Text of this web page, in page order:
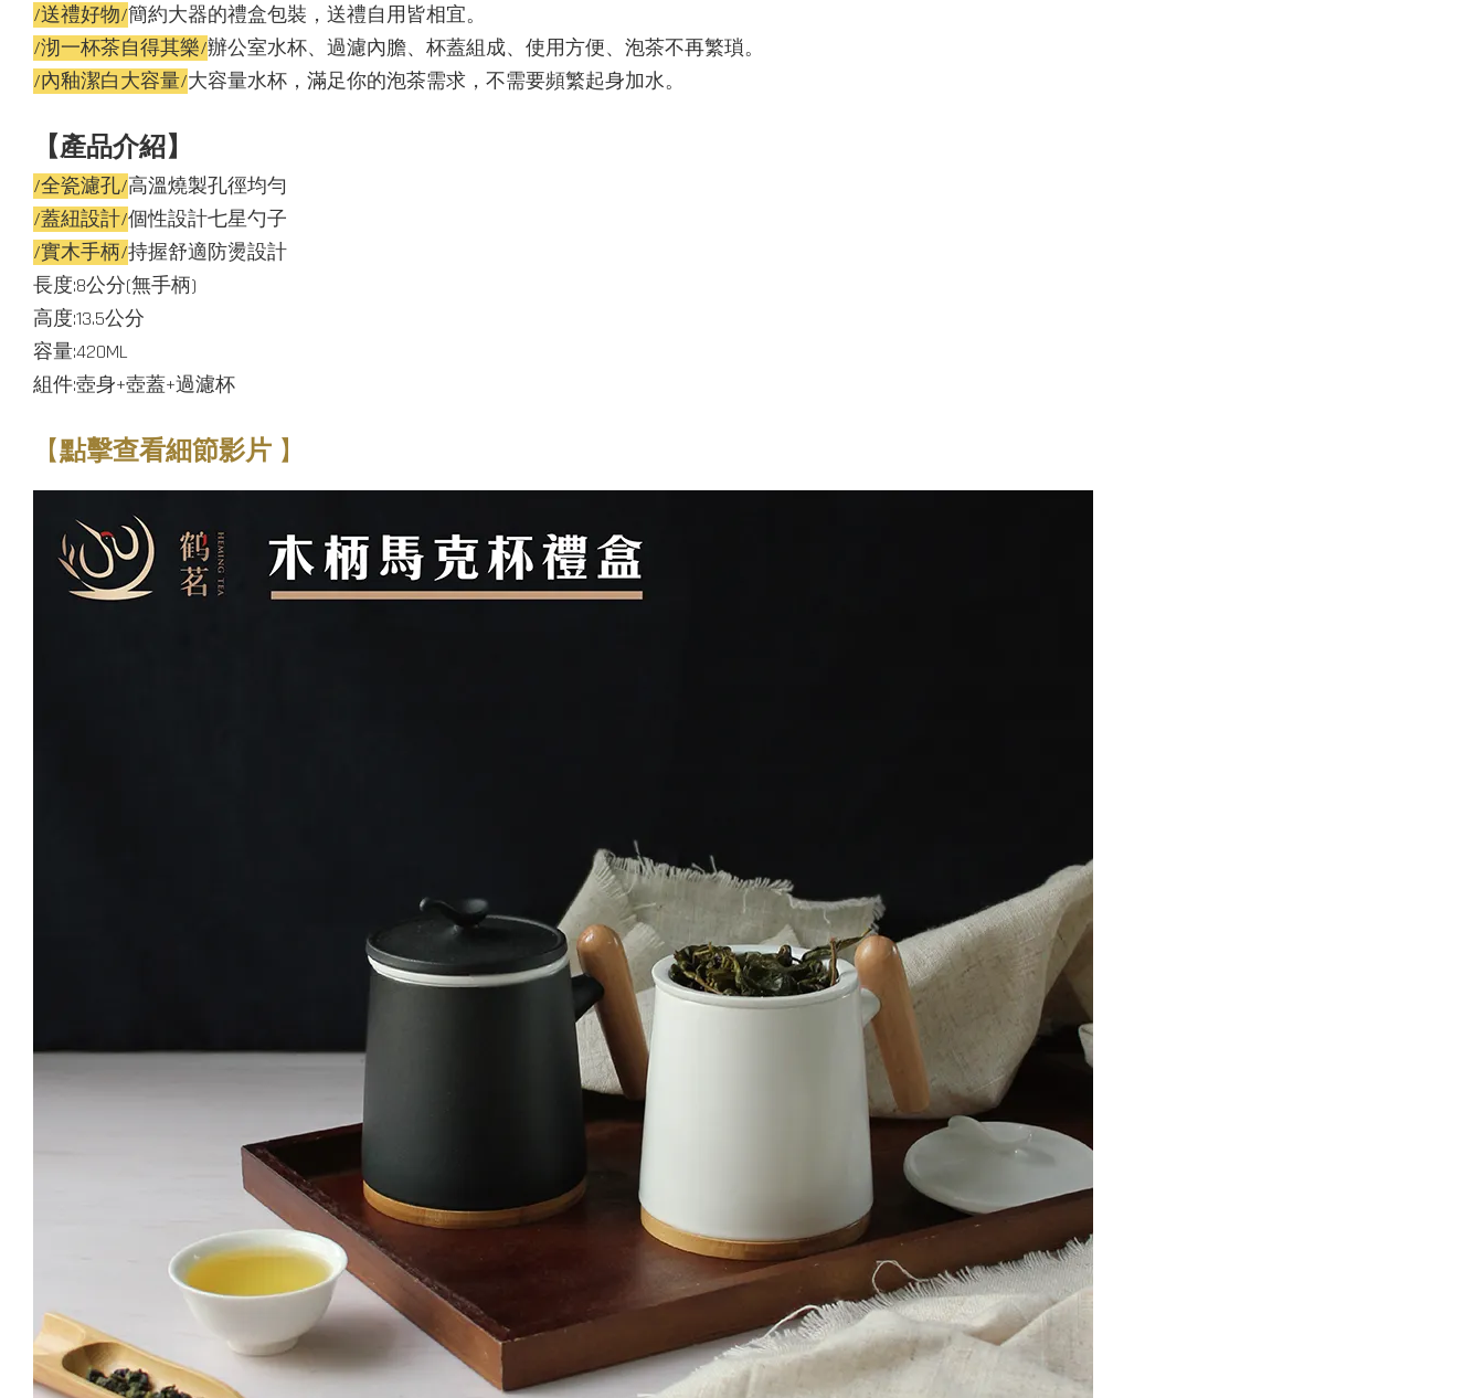
/送禮好物/簡約大器的禮盒包裝，送禮自用皆相宜。
/沏一杯茶自得其樂/辦公室水杯、過濾內膽、杯蓋組成、使用方便、泡茶不再繁瑣。
/內釉潔白大容量/大容量水杯，滿足你的泡茶需求，不需要頻繁起身加水。
【產品介紹】
/全瓷濾孔/高溫燒製孔徑均勻
/蓋紐設計/個性設計七星勺子
/實木手柄/持握舒適防燙設計
長度:8公分(無手柄)
高度:13.5公分
容量:420ML
組件:壺身+壺蓋+過濾杯
【點擊查看細節影片 】